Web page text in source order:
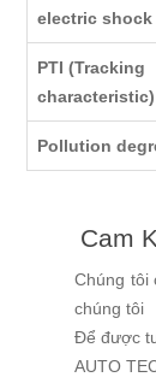
electric shock
PTI (Tracking
characteristic)
Pollution
Cam
Chúng tôi
chúng tôi
Để được
AUTO